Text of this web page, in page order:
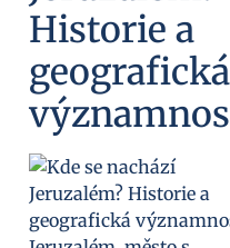
Historie a
geografická